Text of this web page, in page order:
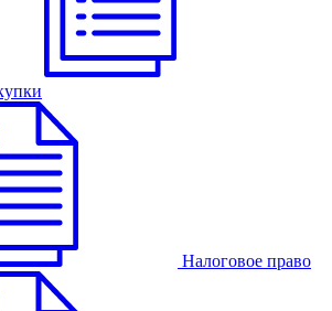
Налоговое право